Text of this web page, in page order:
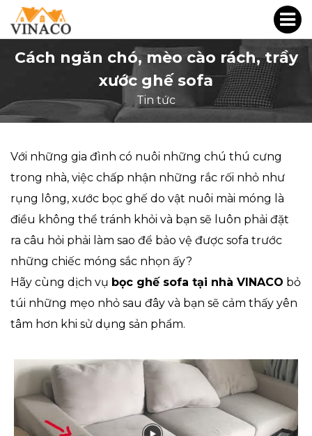
Cách ngăn chó, mèo cào rách, trầy
xước ghế sofa
Tin tức
Với những gia đình có nuôi những chú thú cưng
trong nhà, việc chấp nhận những rắc rối nhỏ như
rụng lông, xước bọc ghế do vật nuôi mài móng là
điều không thể tránh khỏi và bạn sẽ luôn phải đặt
ra câu hỏi phải làm sao để bảo vệ được sofa trước
những chiếc móng sắc nhọn ấy?
Hãy cùng dịch vụ bọc ghế sofa tại nhà VINACO bỏ
túi những mẹo nhỏ sau đây và bạn sẽ cảm thấy yên
tâm hơn khi sử dụng sản phẩm.